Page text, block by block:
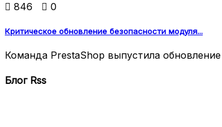
 846  0
Критическое обновление безопасности модуля...
Команда PrestaShop выпустила
Блог Rss